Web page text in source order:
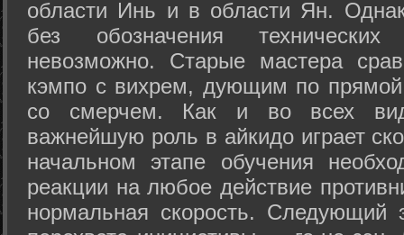
области Инь и в области Ян.
без обозначения
невозможно. Старые мастера
кэмпо с вихрем, дующим по
со смерчем. Как и во всех
важнейшую роль в айкидо играет
начальном этапе обучения
реакции на любое действие
нормальная скорость.